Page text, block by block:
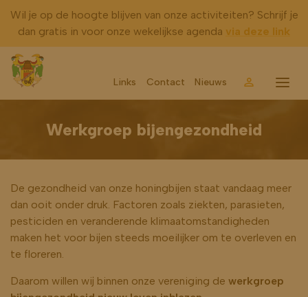
Wil je op de hoogte blijven van onze activiteiten? Schrijf je
dan gratis in voor onze wekelijkse agenda via deze link
Links Contact Nieuws AccountMenu
Werkgroep bijengezondheid
De gezondheid van onze honingbijen staat vandaag meer
dan ooit onder druk. Factoren zoals ziekten, parasieten,
pesticiden en veranderende klimaatomstandigheden
maken het voor bijen steeds moeilijker om te overleven en
te floreren.
Daarom willen wij binnen onze vereniging de werkgroep